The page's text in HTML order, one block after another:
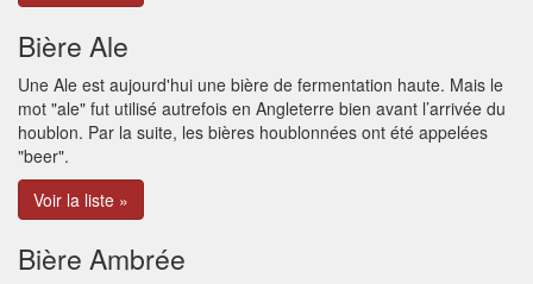
Bière Ale
Une Ale est aujourd'hui une bière de fermentation haute. Mais le
mot "ale" fut utilisé autrefois en Angleterre bien avant l’arrivée du
houblon. Par la suite, les bières houblonnées ont été appelées
"beer".
Voir la liste »
Bière Ambrée